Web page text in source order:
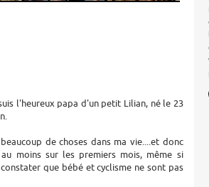
l'heureux papa d'un petit Lilian, né le 23
de choses dans ma vie....et donc
moins sur les premiers mois, même si
que bébé et cyclisme ne sont pas